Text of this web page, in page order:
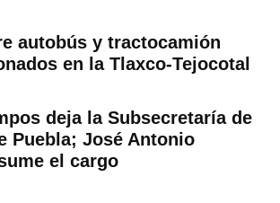
autobús y tractocamión
en la Tlaxco-Tejocotal
deja la Subsecretaría de
Puebla; José Antonio
el cargo